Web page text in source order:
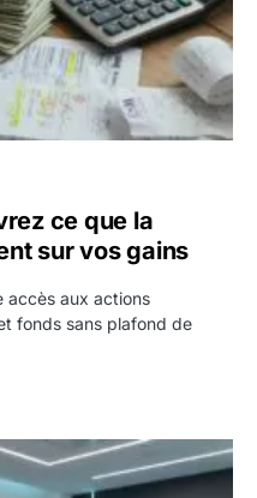
ce que la
sur vos gains
accès aux actions
fonds sans plafond de